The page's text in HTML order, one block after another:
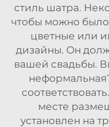
стиль шатра.
чтобы можно
цветные или
дизайны. Он
вашей свадьбы.
месте
установлен на